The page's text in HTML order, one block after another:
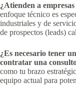
¿Atienden a
enfoque técnico es
industriales y de
de prospectos (leads)
¿Es necesario tener
contratar una
como tu brazo
equipo actual para